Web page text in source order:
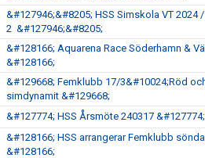
&#127946;&#8205; HSS Simskola VT 2024
2 &#127946;&#8205;
&#128166; Aquarena Race Söderhamn &
&#128166;
&#129668; Femklubb 17/3&#10024;Röd
simdynamit &#129668;
&#127774; HSS Årsmöte 240317 &#127774;
&#128166; HSS arrangerar Femklubb
&#128166;